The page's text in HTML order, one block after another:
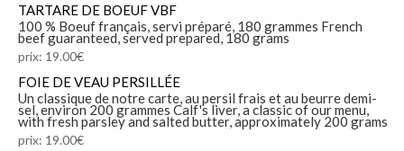
TARTARE DE BOEUF VBF
100 % Boeuf français, servi préparé, 180 grammes French
beef guaranteed, served prepared, 180 grams
prix: 19.00€
FOIE DE VEAU PERSILLÉE
Un classique de notre carte, au persil frais et au beurre demi-
sel, environ 200 grammes Calf's liver, a classic of our menu,
with fresh parsley and salted butter, approximately 200 grams
prix: 19.00€